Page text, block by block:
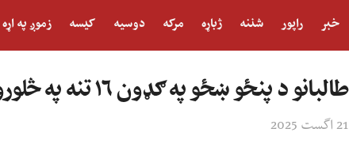
خبر راپور شننه ژباړه مرکه دوسیه کیسه زموږ په اړه
طالبانو د پنځو ښځو په ګډون ۱۶ تنه په څلورو ولایتونو کې په دورو وهلي
21 اگست 2025